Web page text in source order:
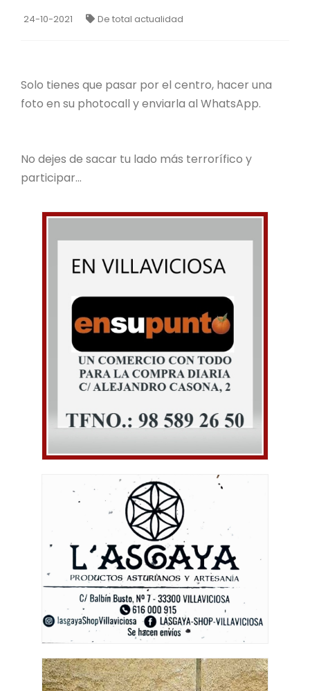
24-10-2021 De total actualidad
Solo tienes que pasar por el centro, hacer una
foto en su photocall y enviarla al WhatsApp.
No dejes de sacar tu lado más terrorífico y
participar...